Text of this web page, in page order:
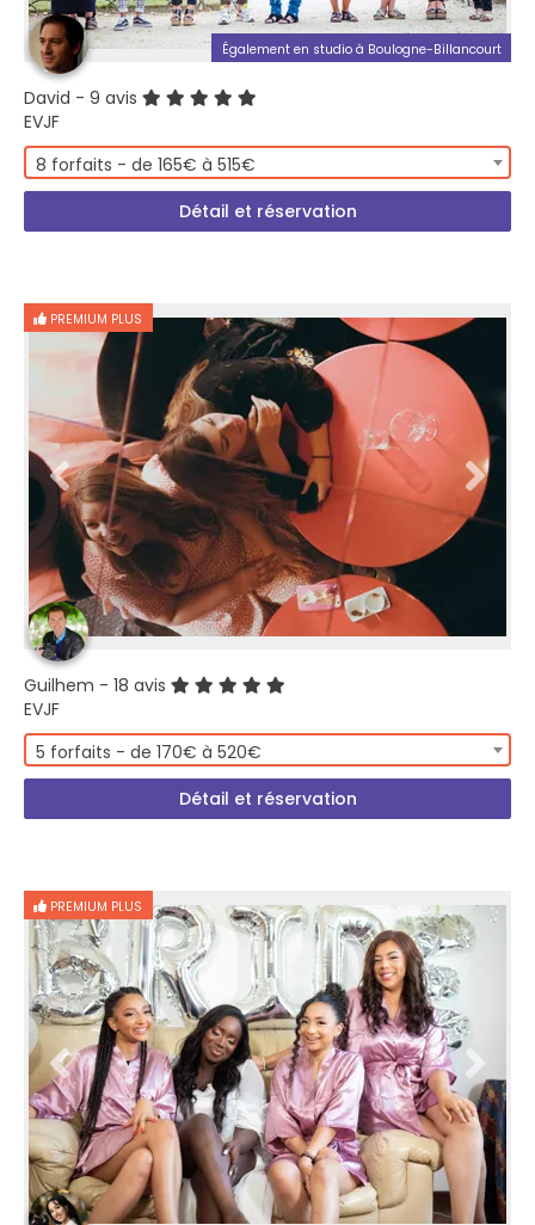
Également en studio à Boulogne-Billancourt
David - 9 avis
EVJF
8 forfaits - de 165€ à 515€
Détail et réservation
PREMIUM PLUS
Guilhem - 18 avis
EVJF
5 forfaits - de 170€ à 520€
Détail et réservation
PREMIUM PLUS